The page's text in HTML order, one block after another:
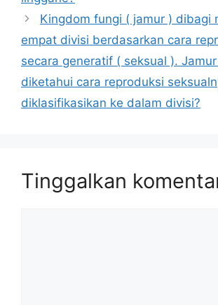
Kingdom fungi ( jamur ) dibagi
empat divisi berdasarkan cara
secara generatif ( seksual ).
diketahui cara reproduksi
diklasifikasikan ke dalam divisi?
Tinggalkan